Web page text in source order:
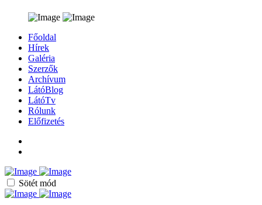
Főoldal
Hírek
Galéria
Szerzők
Archívum
LátóBlog
LátóTv
Rólunk
Előfizetés
Sötét mód